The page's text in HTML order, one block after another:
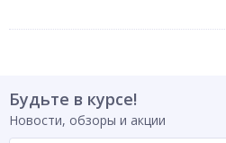
Будьте в курсе!
Новости, обзоры и акции